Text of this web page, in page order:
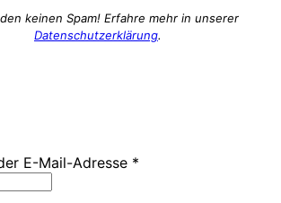
keinen Spam! Erfahre mehr in unserer
Datenschutzerklärung.
E-Mail-Adresse *